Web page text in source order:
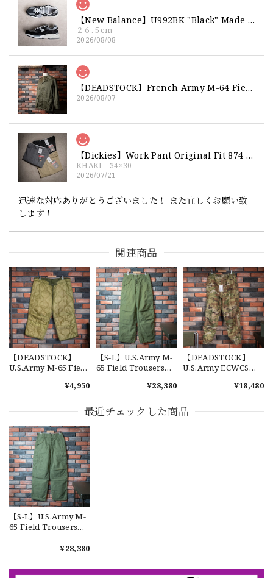
【New Balance】U992BK "Black" Made in USA 新品 ニューバランス ブラック 黒 箱付き 26 26.5 27
２６.５cm
2026/08/08
【DEADSTOCK】French Army M-64 Field Jacket "92C" 実物 フランス軍 フィールドジャケット コットンサテン300 デッドストック
2026/08/07
【Dickies】Work Pant Original Fit 874 新品 ディッキーズ オリジナルフィット ワークパンツ
KHAKI 34×30
2026/07/21
迅速な対応ありがとうございました！ また宜しくお願い致
します！
SPO
2026/07/18
交換商品受け取りました 速い発送ありがとうございました
又、トートバッグありがとうございます。使わせて頂きま
す。商品ですがニューエラとはひと味違ってとてもいいと思
います。チェーンステッチが雰囲気があり、他とかぶらない
感じが気に入りました。 YouTube 楽しみにしてます
GREEN
2026/07/17
2026/07/17
DSA
関連商品
【DEADSTOCK】
U.S.Army M-65 Field
アメリカ軍 新品 M65
ー 単体 キルティング
¥4,950
【S-L】U.S.Army M-
65 Field Trousers
M65 カーゴパンツ 実
¥28,380
【DEADSTOCK】
U.S.Army ECWCS
GORE-TEX Trousers
品 アメリカ軍 デッド
¥18,480
最近チェックした商品
【S-L】U.S.Army M-
65 Field Trousers
M65 カーゴパンツ 実
¥28,380